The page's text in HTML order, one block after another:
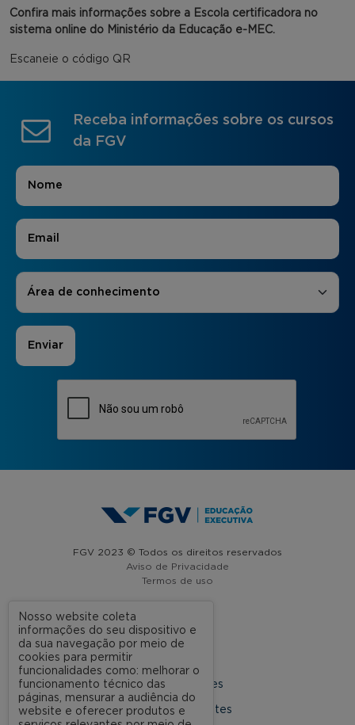
Confira mais informações sobre a Escola certificadora no
sistema online do Ministério da Educação e-MEC.
Escaneie o código QR
Receba informações sobre os cursos
da FGV
Nome
E-mail
Áreas de Interesse
Área de conhecimento
FGV 2023 © Todos os direitos reservados
Aviso de Privacidade
Termos de uso
A FGV
Nossas Unidades
Dúvidas Frequentes
Nosso website coleta
informações do seu dispositivo e
da sua navegação por meio de
cookies para permitir
funcionalidades como: melhorar o
funcionamento técnico das
páginas, mensurar a audiência do
website e oferecer produtos e